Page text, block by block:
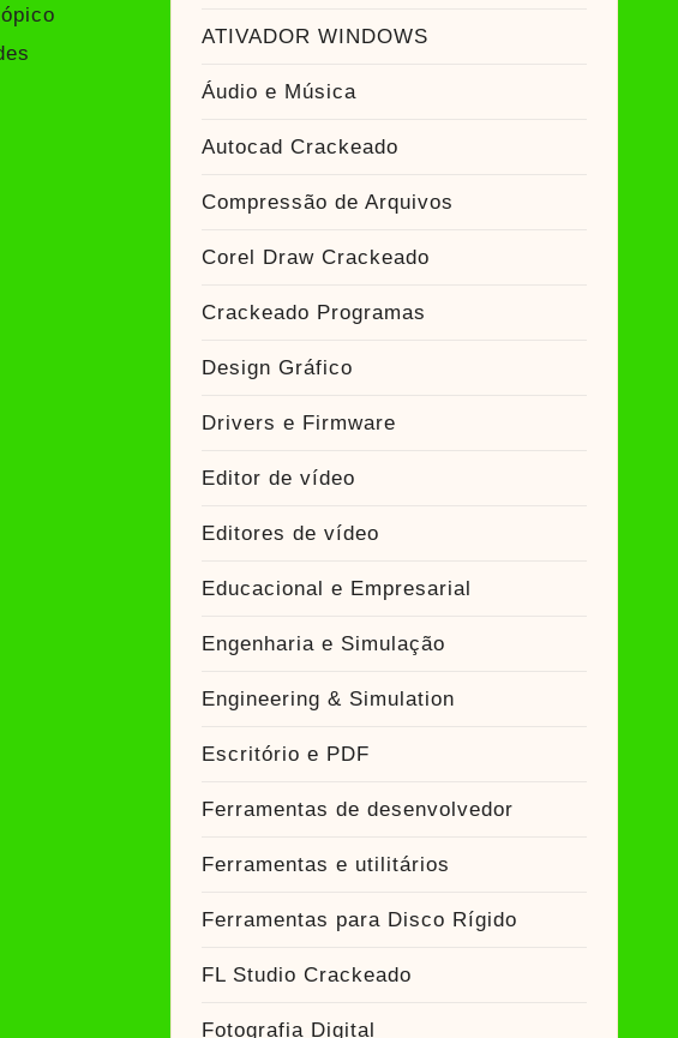
ATIVADOR WINDOWS
Áudio e Música
Autocad Crackeado
Compressão de Arquivos
Corel Draw Crackeado
Crackeado Programas
Design Gráfico
Drivers e Firmware
Editor de vídeo
Editores de vídeo
Educacional e Empresarial
Engenharia e Simulação
Engineering & Simulation
Escritório e PDF
Ferramentas de desenvolvedor
Ferramentas e utilitários
Ferramentas para Disco Rígido
FL Studio Crackeado
Fotografia Digital